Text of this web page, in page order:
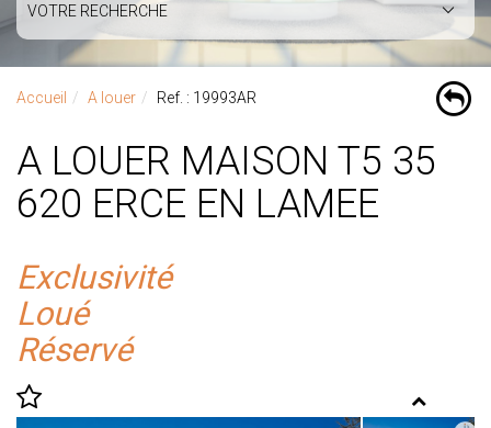
VOTRE RECHERCHE
Accueil A louer Ref. : 19993AR
A LOUER MAISON T5 35
620 ERCE EN LAMEE
Exclusivité
Loué
Réservé